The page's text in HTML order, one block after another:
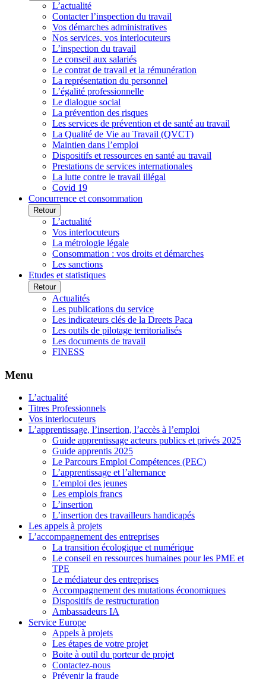
L’actualité
Contacter l’inspection du travail
Vos démarches administratives
Nos services, vos interlocuteurs
L’inspection du travail
Le conseil aux salariés
Le contrat de travail et la rémunération
La représentation du personnel
L’égalité professionnelle
Le dialogue social
La prévention des risques
Les services de prévention et de santé au travail
La Qualité de Vie au Travail (QVCT)
Maintien dans l’emploi
Dispositifs et ressources en santé au travail
Prestations de services internationales
La lutte contre le travail illégal
Covid 19
Concurrence et consommation
Retour
L’actualité
Vos interlocuteurs
La métrologie légale
Consommation : vos droits et démarches
Les sanctions
Etudes et statistiques
Retour
Actualités
Les publications du service
Les indicateurs clés de la Dreets Paca
Les outils de pilotage territorialisés
Les documents de travail
FINESS
Menu
L’actualité
Titres Professionnels
Vos interlocuteurs
L’apprentissage, l’insertion, l’accès à l’emploi
Guide apprentissage acteurs publics et privés 2025
Guide apprentis 2025
Le Parcours Emploi Compétences (PEC)
L’apprentissage et l’alternance
L’emploi des jeunes
Les emplois francs
L’insertion
L’insertion des travailleurs handicapés
Les appels à projets
L’accompagnement des entreprises
La transition écologique et numérique
Le conseil en ressources humaines pour les PME et
TPE
Le médiateur des entreprises
Accompagnement des mutations économiques
Dispositifs de restructuration
Ambassadeurs IA
Service Europe
Appels à projets
Les étapes de votre projet
Boite à outil du porteur de projet
Contactez-nous
Prévenir la fraude